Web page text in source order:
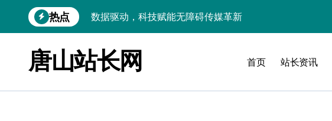
到
热点
数据驱动，科技赋能无障碍传媒革新
数据驱动传媒革新：Android站长资讯全攻略
云计算弹性架构：智能资源调配揭秘
唐山站长网 首页 站长资讯